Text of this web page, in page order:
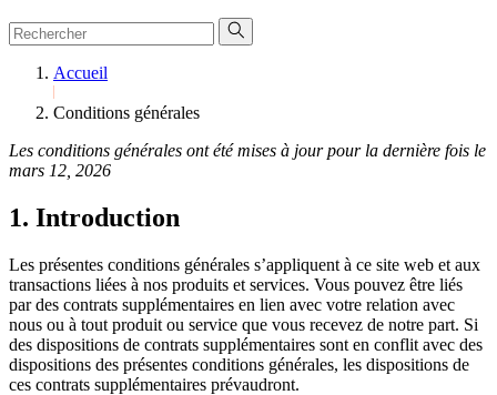
Accueil
Conditions générales
Les conditions générales ont été mises à jour pour la dernière fois le
mars 12, 2026
1. Introduction
Les présentes conditions générales s’appliquent à ce site web et aux
transactions liées à nos produits et services. Vous pouvez être liés
par des contrats supplémentaires en lien avec votre relation avec
nous ou à tout produit ou service que vous recevez de notre part. Si
des dispositions de contrats supplémentaires sont en conflit avec des
dispositions des présentes conditions générales, les dispositions de
ces contrats supplémentaires prévaudront.